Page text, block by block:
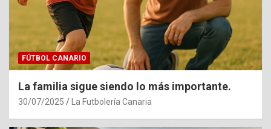
FÚTBOL CANARIO
La familia sigue siendo lo más importante.
30/07/2025 La Futbolería Canaria